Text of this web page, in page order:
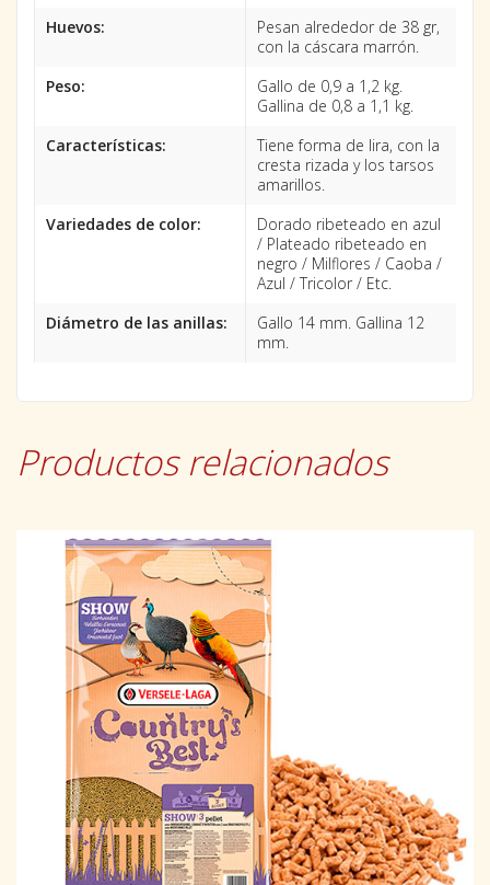
Huevos:
Pesan alrededor de 38 gr,
con la cáscara marrón.
Peso:
Gallo de 0,9 a 1,2 kg.
Gallina de 0,8 a 1,1 kg.
Características:
Tiene forma de lira, con la
cresta rizada y los tarsos
amarillos.
Variedades de color:
Dorado ribeteado en azul
/ Plateado ribeteado en
negro / Milflores / Caoba /
Azul / Tricolor / Etc.
Diámetro de las anillas:
Gallo 14 mm. Gallina 12
mm.
Productos relacionados